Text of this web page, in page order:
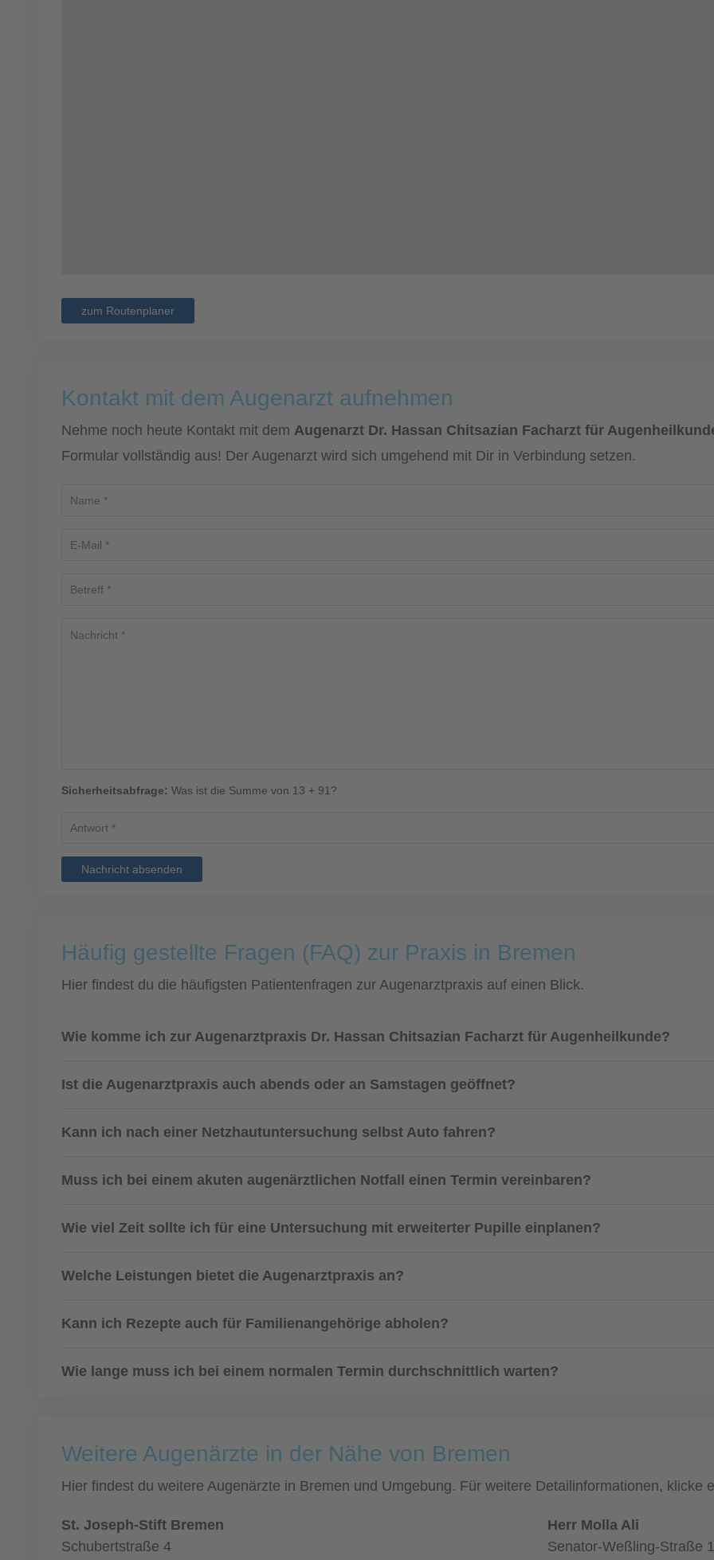
zum Routenplaner
Kontakt mit dem Augenarzt aufnehmen
Nehme noch heute Kontakt mit dem Augenarzt Dr. Hassan Chitsazian Facharzt für
Formular vollständig aus! Der Augenarzt wird sich umgehend mit Dir in Verbindung setzen.
Sicherheitsabfrage: Was ist die Summe von 13 + 91?
Nachricht absenden
Häufig gestellte Fragen (FAQ) zur Praxis in Bremen
Hier findest du die häufigsten Patientenfragen zur Augenarztpraxis auf einen Blick.
Wie komme ich zur Augenarztpraxis Dr. Hassan Chitsazian Facharzt für Augenheilkunde?
Ist die Augenarztpraxis auch abends oder an Samstagen geöffnet?
Kann ich nach einer Netzhautuntersuchung selbst Auto fahren?
Muss ich bei einem akuten augenärztlichen Notfall einen Termin vereinbaren?
Wie viel Zeit sollte ich für eine Untersuchung mit erweiterter Pupille einplanen?
Welche Leistungen bietet die Augenarztpraxis an?
Kann ich Rezepte auch für Familienangehörige abholen?
Wie lange muss ich bei einem normalen Termin durchschnittlich warten?
Weitere Augenärzte in der Nähe von Bremen
Hier findest du weitere Augenärzte in Bremen und Umgebung. Für weitere Detailinformationen, klicke
St. Joseph-Stift Bremen
Schubertstraße 4
Herr Molla Ali
Senator-Weßling-Straße 1